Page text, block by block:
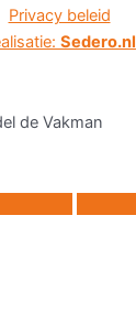
Privacy beleid
Sedero.nl
de Vakman